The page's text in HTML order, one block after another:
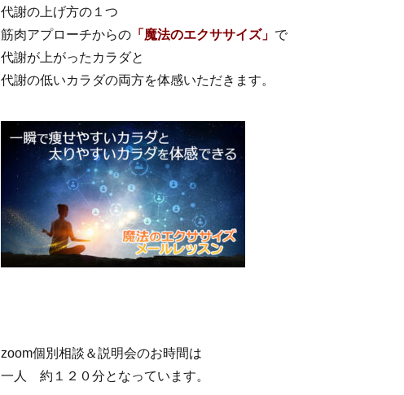
代謝の上げ方の１つ
筋肉アプローチからの 「魔法のエクササイズ」 で
代謝が上がったカラダと
代謝の低いカラダの両方を体感いただきます。
zoom個別相談＆説明会のお時間は
一人 約１２０分となっています。